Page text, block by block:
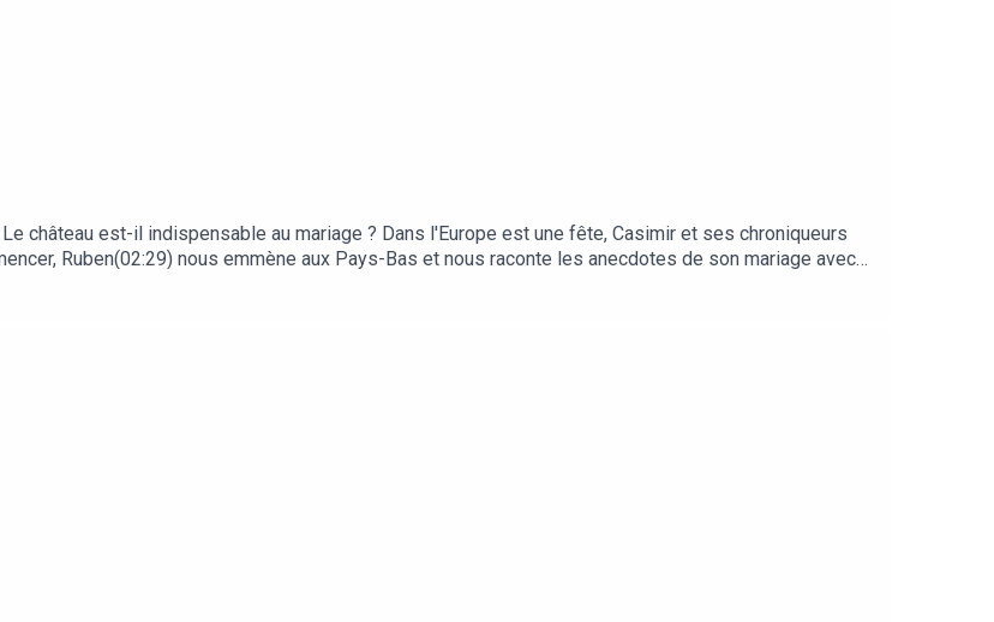
château est-il indispensable au mariage ? Dans l'Europe est une fête, Casimir et ses chroniqueurs
Ruben(02:29) nous emmène aux Pays-Bas et nous raconte les anecdotes de son mariage avec
des mariages polonais (10:28) Deux jours de banquet, de fête, de musique (et de vodka) ! -
t'es marié, tu n'en as plus envie !" - Et pour finir notre petit tour européen, Ale(27:41)nous raconte